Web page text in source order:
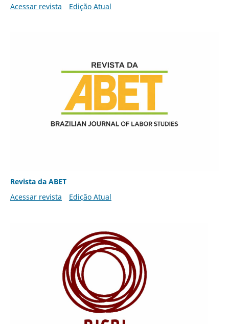
Acessar revista Edição Atual
Revista da ABET
Acessar revista
Edição Atual